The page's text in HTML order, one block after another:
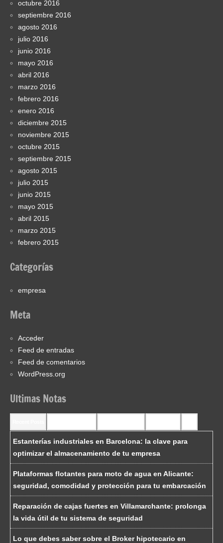
octubre 2016
septiembre 2016
agosto 2016
julio 2016
junio 2016
mayo 2016
abril 2016
marzo 2016
febrero 2016
enero 2016
diciembre 2015
noviembre 2015
octubre 2015
septiembre 2015
agosto 2015
julio 2015
junio 2015
mayo 2015
abril 2015
marzo 2015
febrero 2015
Categorías
empresa
Meta
Acceder
Feed de entradas
Feed de comentarios
WordPress.org
Ultimas Notas
Estanterías industriales en Barcelona: la clave para
optimizar el almacenamiento de tu empresa
Plataformas flotantes para moto de agua en Alicante:
seguridad, comodidad y protección para tu embarcación
Reparación de cajas fuertes en Villamarchante: prolonga
la vida útil de tu sistema de seguridad
Lo que debes saber sobre el Broker hipotecario en